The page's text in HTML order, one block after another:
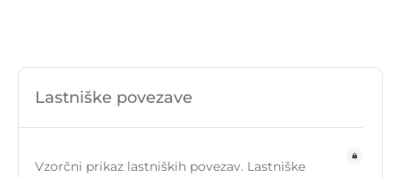
Lastniške povezave
Vzorčni prikaz lastniških povezav. Lastniške